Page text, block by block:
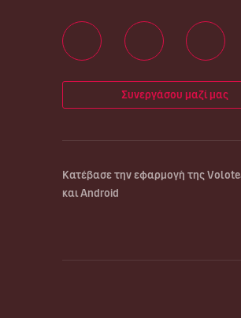
Συνεργάσου μαζί μας
Κατέβασε την εφαρμογή της
και Android